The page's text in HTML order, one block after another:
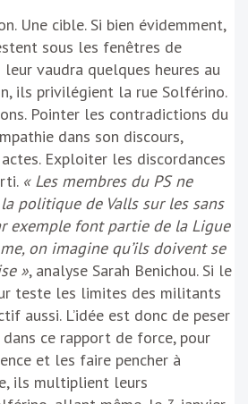
Une cible. Si bien évidemment,
sous les fenêtres de
vaudra quelques heures au
ils privilégient la rue Solférino.
Pointer les contradictions du
dans son discours,
Exploiter les discordances
« Les membres du PS ne
politique de Valls sur les sans
exemple font partie de la Ligue
on imagine qu’ils doivent se
», analyse Sarah Benichou. Si le
teste les limites des militants
aussi. L’idée est donc de peser
ce rapport de force, pour
et les faire pencher à
ils multiplient leurs